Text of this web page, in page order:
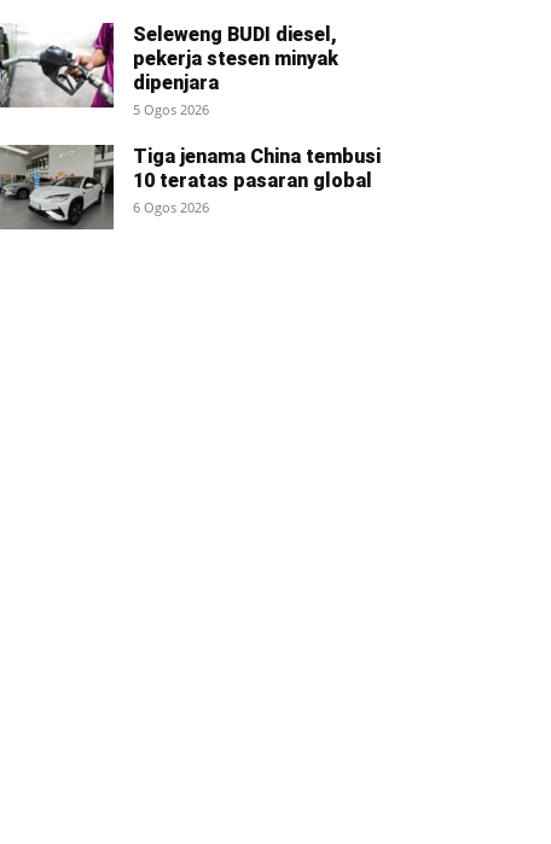
Seleweng BUDI diesel,
pekerja stesen minyak
dipenjara
5 Ogos 2026
Tiga jenama China tembusi
10 teratas pasaran global
6 Ogos 2026